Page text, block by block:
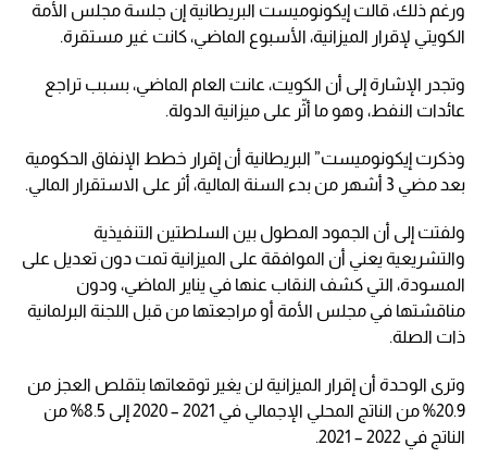
ورغم ذلك، قالت إيكونوميست البريطانية إن جلسة مجلس الأمة
الكويتي لإقرار الميزانية، الأسبوع الماضي، كانت غير مستقرة.
وتجدر الإشارة إلى أن الكويت، عانت العام الماضي، بسبب تراجع
عائدات النفط، وهو ما أثّر على ميزانية الدولة.
وذكرت إيكونوميست” البريطانية أن إقرار خطط الإنفاق الحكومية
بعد مضي 3 أشهر من بدء السنة المالية، أثر على الاستقرار المالي.
ولفتت إلى أن الجمود المطول بين السلطتين التنفيذية
والتشريعية يعني أن الموافقة على الميزانية تمت دون تعديل على
المسودة، التي كشف النقاب عنها في يناير الماضي، ودون
مناقشتها في مجلس الأمة أو مراجعتها من قبل اللجنة البرلمانية
ذات الصلة.
وترى الوحدة أن إقرار الميزانية لن يغير توقعاتها بتقلص العجز من
20.9% من الناتج المحلي الإجمالي في 2021 – 2020 إلى 8.5% من
الناتج في 2022 – 2021.